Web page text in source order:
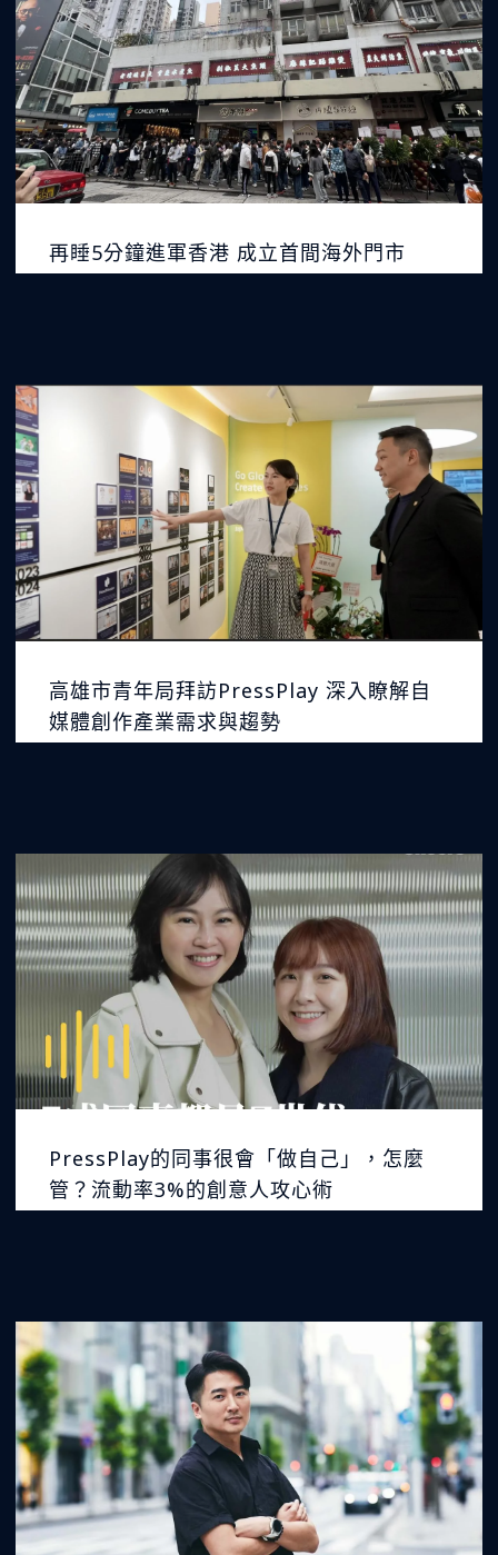
再睡5分鐘進軍香港 成立首間海外門市
高雄市青年局拜訪PressPlay 深入瞭解自
媒體創作產業需求與趨勢
PressPlay的同事很會「做自己」，怎麼
管？流動率3%的創意人攻心術